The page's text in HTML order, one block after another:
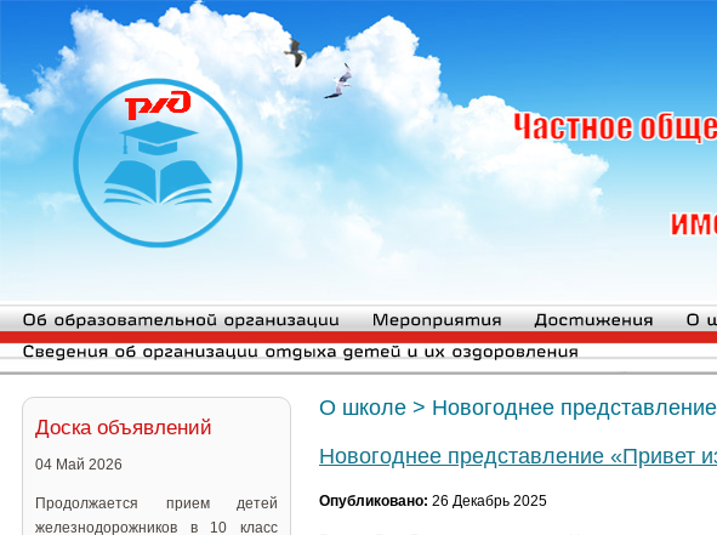
Доска объявлений
04 Май 2026
Продолжается прием детей
железнодорожников в 10 класс
О школе > Новогоднее
Новогоднее представление «Привет
Опубликовано: 26 Декабрь 2025